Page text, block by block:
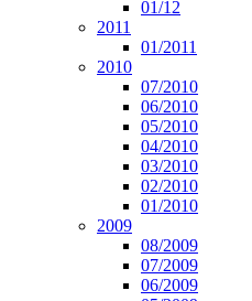
01/12
2011
01/2011
2010
07/2010
06/2010
05/2010
04/2010
03/2010
02/2010
01/2010
2009
08/2009
07/2009
06/2009